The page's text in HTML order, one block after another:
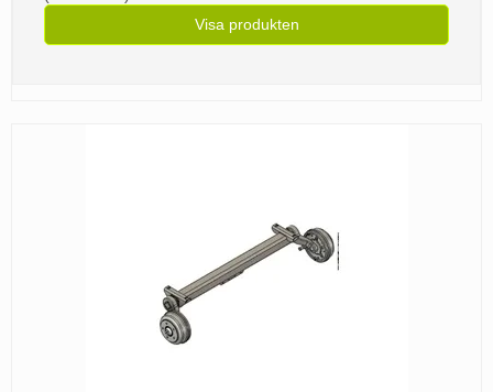
Visa produkten